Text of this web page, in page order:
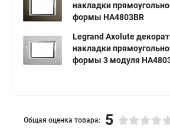
накладки
формы HA4803BR
Legrand Axolute
накладки
формы 3 модуля
Общая оценка товара: 5